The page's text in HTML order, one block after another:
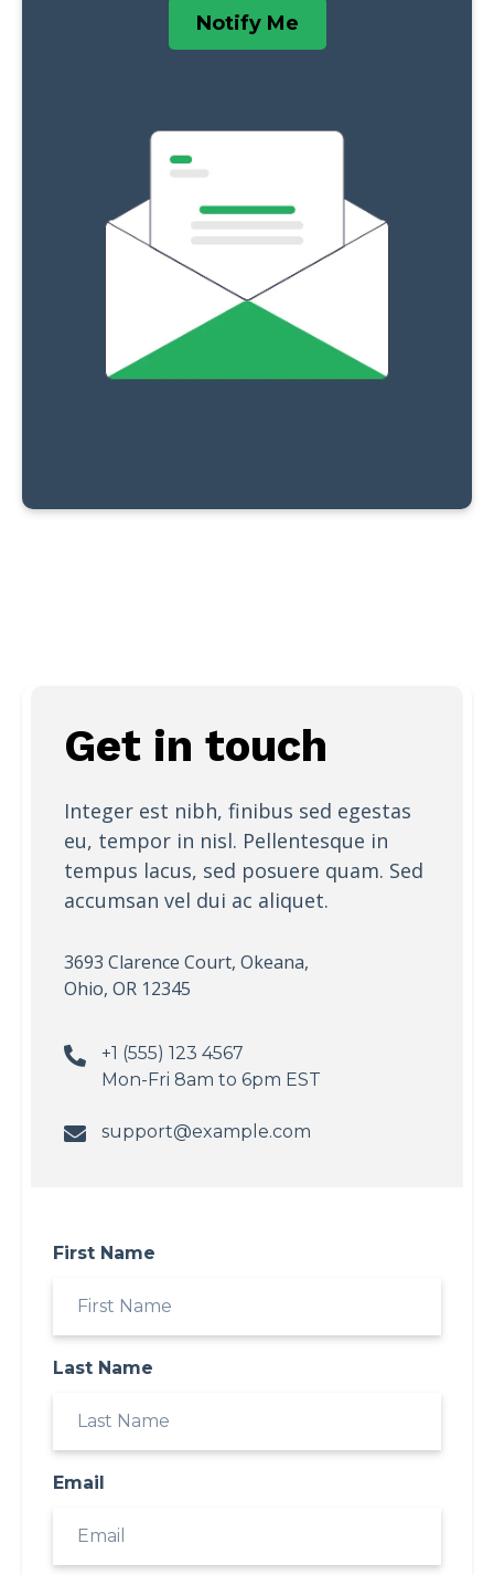
Notify Me
Get in touch
Integer est nibh, finibus sed egestas
eu, tempor in nisl. Pellentesque in
tempus lacus, sed posuere quam. Sed
accumsan vel dui ac aliquet.
3693 Clarence Court, Okeana,
Ohio, OR 12345
+1 (555) 123 4567
Mon-Fri 8am to 6pm EST
support@example.com
First Name
Last Name
Email